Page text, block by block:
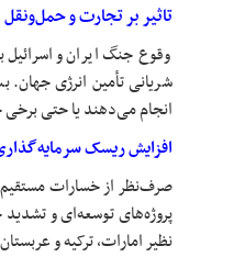
تاثیر بر تجارت و حمل‌ونقل
وقوع جنگ ایران و اسرائیل
شریانی تأمین انرژی جهان.
انجام می‌دهند یا حتی برخی
افزایش ریسک
صرف‌نظر از خسارات
پروژه‌های توسعه‌ای و
نظیر امارات، ترکیه و